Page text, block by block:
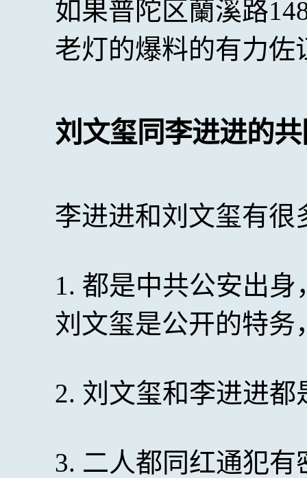
如果普陀区蘭溪路
老灯的爆料的有力佐
刘文玺同李进进的
李进进和刘文玺有很
1. 都是中共公安出
刘文玺是公开的特
2. 刘文玺和李进进
3. 二人都同红通犯